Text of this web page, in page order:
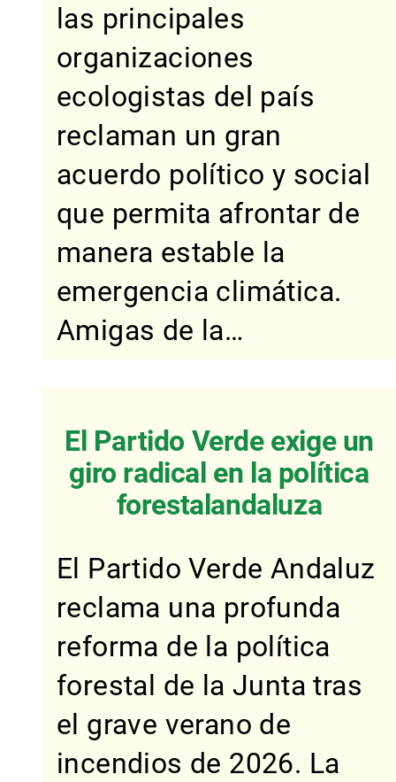
las principales
organizaciones
ecologistas del país
reclaman un gran
acuerdo político y social
que permita afrontar de
manera estable la
emergencia climática.
Amigas de la…
El Partido Verde exige un
giro radical en la política
forestalandaluza
El Partido Verde Andaluz
reclama una profunda
reforma de la política
forestal de la Junta tras
el grave verano de
incendios de 2026. La